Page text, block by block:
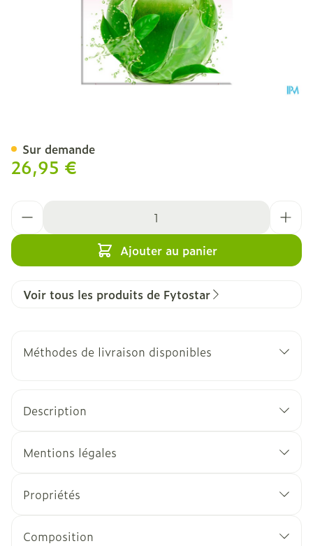
26,95 €
Ajouter au panier
Sur demande
Voir tous les produits de Fytostar
Méthodes de livraison disponibles
Description
Mentions légales
Propriétés
Composition